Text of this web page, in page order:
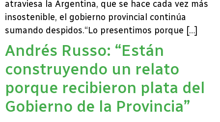
atraviesa la Argentina, que se hace cada vez más
insostenible, el gobierno provincial continúa
sumando despidos.“Lo presentimos porque […]
Andrés Russo: “Están
construyendo un relato
porque recibieron plata del
Gobierno de la Provincia”